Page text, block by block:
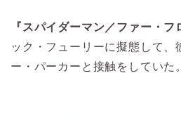
『スパイダーマン／ファー・フ
ック・フューリーに擬態して、
ー・パーカーと接触をしていた。